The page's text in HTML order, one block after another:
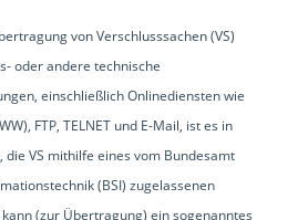
von Verschlusssachen (VS)
oder andere technische
einschließlich Onlinediensten wie
FTP, TELNET und E-Mail, ist es in
VS mithilfe eines vom Bundesamt
(BSI) zugelassenen
(zur Übertragung) ein sogenanntes